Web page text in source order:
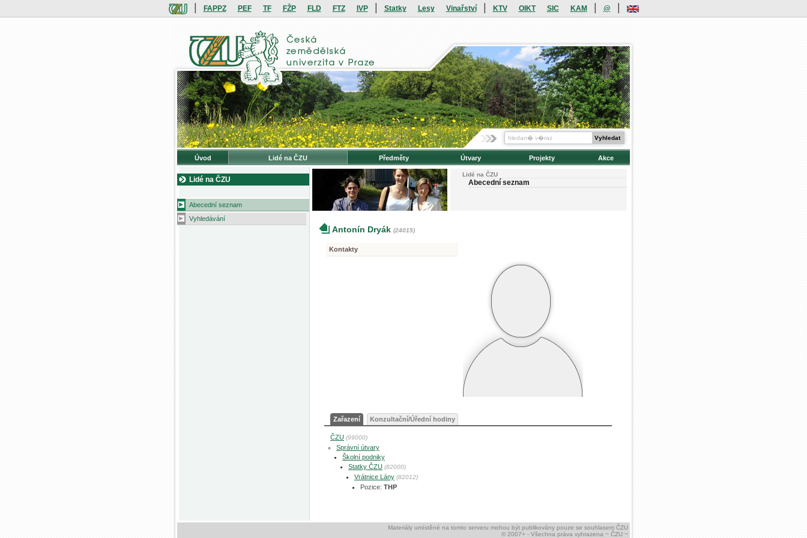
FAPPZ PEF TF FŽP FLD FTZ IVP Statky Lesy Vinařství KTV OIKT SIC KAM @
Úvod Lidé na ČZU Předměty Útvary Projekty Akce
Lidé na ČZU
Abecední seznam
Vyhledávání
Lidé na ČZU
Abecední seznam
Antonín Dryák (24015)
Kontakty
Zařazení Konzultační/Úřední hodiny
ČZU (99000)
Správní útvary
Školní podniky
Statky ČZU (82000)
Vrátnice Lány (82012)
Pozice: THP
Materiály umístěné na tomto serveru mohou být publikovány pouze se souhlasem ČZU
© 2007+ - Všechna práva vyhrazena ~ ČZU ~